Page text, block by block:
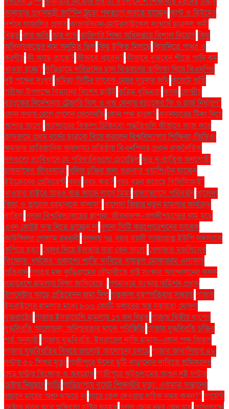
কানাডার প্রধানমন্ত্রী জাস্টিন ট্রুডো পদত্যাগ করতে যাচ্ছেনকান্ট ও হিউমের
দর্শনে গাজালির প্রভাবকাভার্ডভ্যান-মোটরসাইকেল সংঘর্ষে ছাত্রদল কর্মী
নিহতকার ক্ষতিকার লাভকারিগরি শিক্ষা অধিদপ্তরে বিশাল নিয়োগকিছু
অধিনায়কত্বের নাম অনুমিত ছিলকিছু ইঙ্গিত মিলছেকিডনিতে পাথর ও
করণীয়কী আছে তাতে? কীভাবে খাবেন? কীভাবে বুঝবেন শীতে পানি কম
খাওয়া হচ্ছে? কুড়িগ্রামে দরিদ্রদের চাল বিতরণের তালিকা নিয়ে বিএনপির
দুই পক্ষের সংঘর্ষকুমিল্লা সিটির সাবেক মেয়র সূচনার জমিকুয়েটে ভর্তি
পরীক্ষা উপলক্ষে বিমানের বিশেষ ফ্লাইটকৃত্রিম বুদ্ধিমত্তাকৃষককেন্দ্রীয়
ব্যাংকের নির্দেশনায় ট্রেজারি বিল ও বন্ড কেনায় ব্যাংকের ফি ও চার্জ নির্ধারণ"
কোন কথায় রেগে গেলেন জেলেনস্কিকোন পক্ষ হারল? ক্যানসারের টিকা নিয়ে
আশার আলোক্যান্সারের বিকল্প চিকিৎসা পদ্ধতিগুলি কীভাবে কাজ করে
ক্লাসরুমে প্রথম বর্ষের ছাত্রকে বিয়ে করলেন বিশ্ববিদ্যালয় শিক্ষিকা (ভিডিও)
ক্ষমতার প্রাতিষ্ঠানিক ভারসাম্য প্রতিষ্ঠায় বিএনপিসহ প্রধান রাজনৈতিক
দলগুলো সংবিধানে যে পরিবর্তনগুলো চেয়েছিলক্ষুদ্র নৃ-তাত্বিক জনগোষ্ঠী
চাকমাদের জীবনযাত্রাখনিজ চুক্তির জন্য শুক্রবার ওয়াশিংটন যাচ্ছেন
ইউক্রেনের প্রেসিডেন্টখবরখরচ কত? খরচ বহন করেছে বিসিসিআই"
খাওয়ার বাইরে আরও কত কাজে লাগে ডিম!খাদ্যাভ্যাসে পরিবর্তনখালেদা
জিয়া ও তারেক রহমানকে খালাস'' খালেদা জিয়ার নতুন মামলার কার্যক্রম
বাতিলখুলনা বিশ্ববিদ্যালয়ের স্থাপনা: জীবনানন্দ–জগদীশচন্দ্রের নাম মুছে
এখন কেউই দায় নিতে চাচ্ছেন নাখুলনা সিটি করপোরেশনের সাবেক
কাউন্সিলর গোলাম রব্বানীখুলনায় ৭৪ বছর বয়সী সাজাপ্রাপ্ত ইউপি সদস্যকে
কুপিয়ে হত্যাখেজুর দিয়ে ইফতার করা কেন ভালোখেলাফত মজলিসের
বিক্ষোভ: ধর্ষকের ‘প্রকাশ্যে শাস্তি’ দাবিতে বায়তুল মোকাররম এলাকায়
প্রতিবাদগণতন্ত্র মঞ্চ কুড়িগ্রামের রৌমারীতে রাষ্ট্র সংস্কার আন্দোলনের কৃষক
সমাবেশে হামলার নিন্দা জানিয়েছে। গণমাধ্যম সংস্কার কমিশন প্রধান
উপদেষ্টার কাছে প্রতিবেদন জমা দিলগতকাল বৃহস্পতিবার সন্ধ্যায়গাজায়
ইসরাইলের হামলার মধ্যে ৮০০ কোটি ডলারের অস্ত্র সহায়তা ঘোষণা
যুক্তরাষ্ট্রেরগাজায় ইসরায়েলি হামলায় ১৭ জন নিহতগাজায় দ্বিতীয় ধাপের
যুদ্ধবিরতি আলোচনা: অনিশ্চয়তার মাঝে পরিস্থিতিগাজায় যুদ্ধবিরতি চুক্তির
শর্ত অনুযায়ীগাজায় যুদ্ধবিরতি: ইসরায়েল নাকি হামাস—কোন পক্ষ জিতল
গাজায় যুদ্ধবিরতির বিষয়ে ভালোই আলোচনা চলছেগাজার জাবালিয়ায় ৪৮
ঘণ্টায় ৫০ শিশুর মৃত্যুগাজীপুরে ঈদের ছুটি বাড়ানোর দাবিতে শ্রমিকদের
দেড় ঘণ্টার বিক্ষোভ ও অবরোধগাজীপুরে ঝুটগুদামের আগুন দুই ঘণ্টার
চেষ্টায় নিয়ন্ত্রণেগাড়িগাড়িচাপায় বুয়েট শিক্ষার্থীর মৃত্যু: একমাত্র সন্তানের
প্রয়াণে মায়ের অশ্রু থামছে নাগায়ে তেল দেওয়ার সঠিক সময় কখন?" গার্মেন্ট